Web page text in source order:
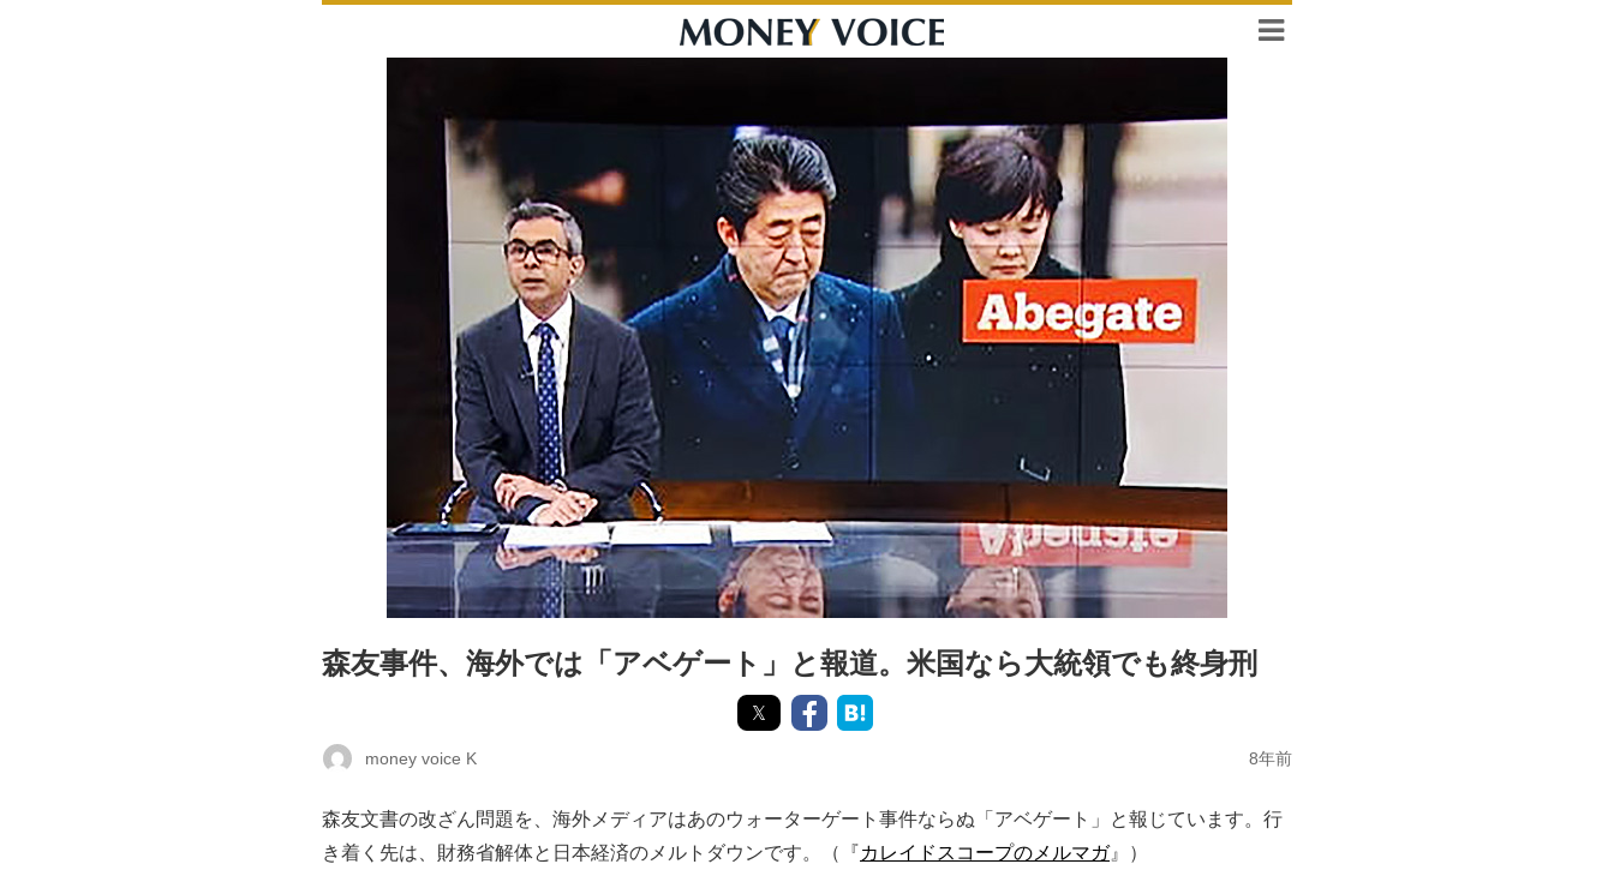
森友事件、海外では「アベゲート」と報道。米国なら大統領でも終身刑
money voice K 8年前
森友文書の改ざん問題を、海外メディアはあのウォーターゲート事件ならぬ「アベゲート」と報じています。行
き着く先は、財務省解体と日本経済のメルトダウンです。（『カレイドスコープのメルマガ』）